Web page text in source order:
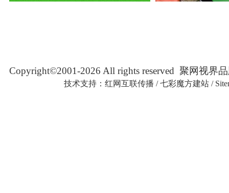
Copyright©2001-2026 All rights reserved 聚网视界
技术支持： 红网互联传播 /七彩魔方建站 /